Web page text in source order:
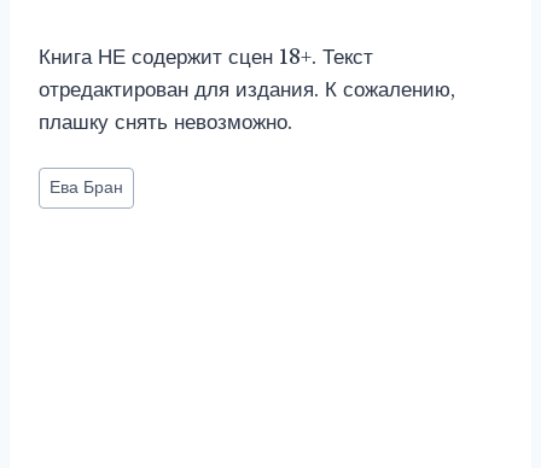
Книга НЕ содержит сцен 18+. Текст
отредактирован для издания. К сожалению,
плашку снять невозможно.
Метки
записи:
Ева Бран